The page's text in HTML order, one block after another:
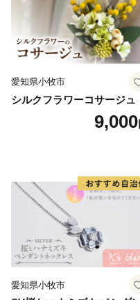
返礼品の送付を取りや
承ください。
【返礼品・お届け・寄
新居浜市ふるさと納税
TEL 050-1730-1245
FAX 050-3537-1729
niihama@furusato-
愛知県小牧市
シルクフラワーコサージュ
9,000
愛知県小牧市